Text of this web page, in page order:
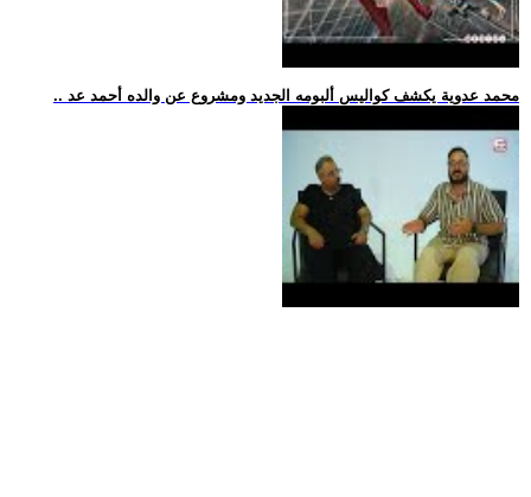
.. محمد عدوية يكشف كواليس ألبومه الجديد ومشروع عن والده أحمد عد